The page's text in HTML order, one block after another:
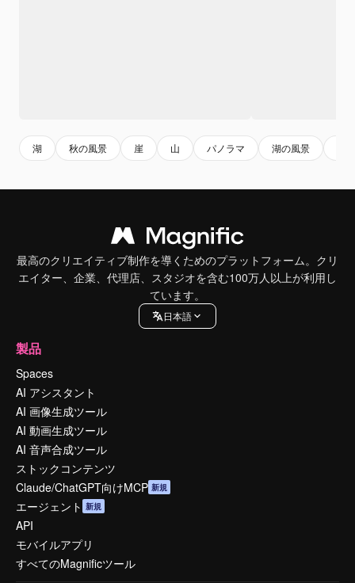
湖 秋の風景 崖 山 パノラマ 湖の風景
最高のクリエイティブ制作を導くためのプラットフォーム。クリ
エイター、企業、代理店、スタジオを含む100万人以上が利用し
ています。
日本語
製品
Spaces
AI アシスタント
AI 画像生成ツール
AI 動画生成ツール
AI 音声合成ツール
ストックコンテンツ
Claude/ChatGPT向けMCP 新規
エージェント 新規
API
モバイルアプリ
すべてのMagnificツール